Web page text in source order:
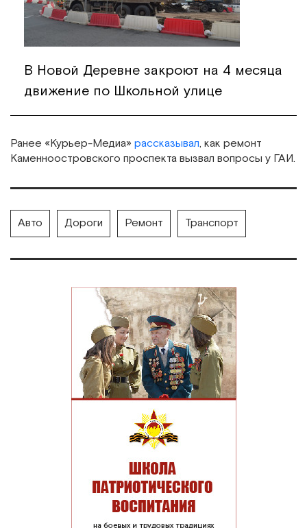
В Новой Деревне закроют на 4 месяца
движение по Школьной улице
Ранее «Курьер-Медиа» рассказывал, как ремонт
Каменноостровского проспекта вызвал вопросы у ГАИ.
Авто Дороги Ремонт Транспорт